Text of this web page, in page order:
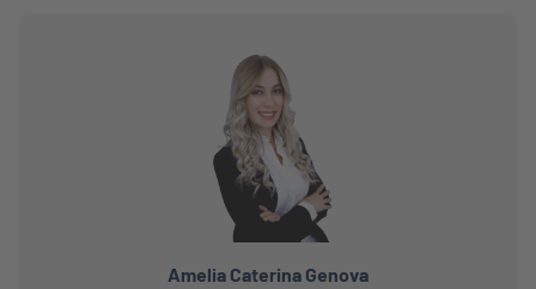
Amelia Caterina Genova